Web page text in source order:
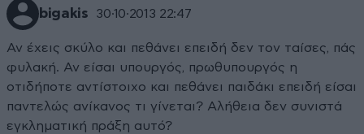
bigakis 30·10·2013 22:47
Αν έχεις σκύλο και πεθάνει επειδή δεν τον ταίσες, πάς
φυλακή. Αν είσαι υπουργός, πρωθυπουργός η
οτιδήποτε αντίστοιχο και πεθάνει παιδάκι επειδή είσαι
παντελώς ανίκανος τι γίνεται? Αλήθεια δεν συνιστά
εγκληματική πράξη αυτό?